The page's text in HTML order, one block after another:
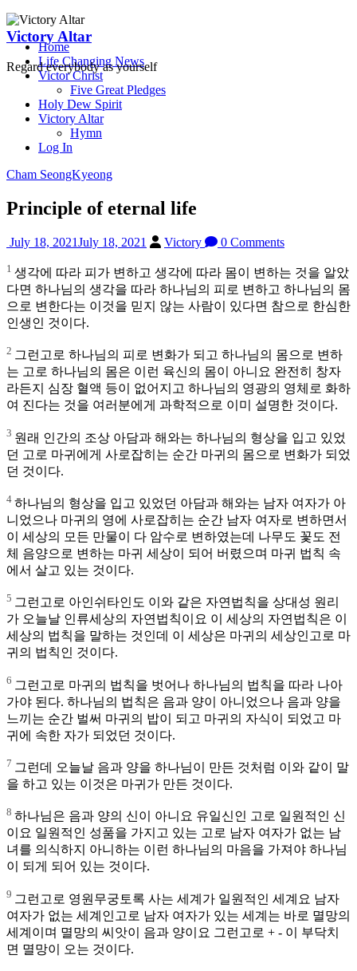
Skip
to
content
Victory Altar
Regard everybody as yourself
Home
Life Changing News
Victor Christ
Five Great Pledges
Holy Dew Spirit
Victory Altar
Hymn
Log In
Cham SeongKyeong
Principle of eternal life
July 18, 2021July 18, 2021 Victory 0 Comments
1 생각에 따라 피가 변하고 생각에 따라 몸이 변하는 것을 알았
다면 하나님의 생각을 따라 하나님의 피로 변하고 하나님의 몸
으로 변한다는 이것을 믿지 않는 사람이 있다면 참으로 한심한
인생인 것이다.
2 그런고로 하나님의 피로 변화가 되고 하나님의 몸으로 변하
는 고로 하나님의 몸은 이런 육신의 몸이 아니요 완전히 창자
라든지 심장 혈액 등이 없어지고 하나님의 영광의 영체로 화하
여 진다는 것을 여러분에게 과학적으로 이미 설명한 것이다.
3 원래 인간의 조상 아담과 해와는 하나님의 형상을 입고 있었
던 고로 마귀에게 사로잡히는 순간 마귀의 몸으로 변화가 되었
던 것이다.
4 하나님의 형상을 입고 있었던 아담과 해와는 남자 여자가 아
니었으나 마귀의 영에 사로잡히는 순간 남자 여자로 변하면서
이 세상의 모든 만물이 다 암수로 변하였는데 나무도 꽃도 전
체 음양으로 변하는 마귀 세상이 되어 버렸으며 마귀 법칙 속
에서 살고 있는 것이다.
5 그런고로 아인쉬타인도 이와 같은 자연법칙을 상대성 원리
가 오늘날 인류세상의 자연법칙이요 이 세상의 자연법칙은 이
세상의 법칙을 말하는 것인데 이 세상은 마귀의 세상인고로 마
귀의 법칙인 것이다.
6 그런고로 마귀의 법칙을 벗어나 하나님의 법칙을 따라 나아
가야 된다. 하나님의 법칙은 음과 양이 아니었으나 음과 양을
느끼는 순간 벌써 마귀의 밥이 되고 마귀의 자식이 되었고 마
귀에 속한 자가 되었던 것이다.
7 그런데 오늘날 음과 양을 하나님이 만든 것처럼 이와 같이 말
을 하고 있는 이것은 마귀가 만든 것이다.
8 하나님은 음과 양의 신이 아니요 유일신인 고로 일원적인 신
이요 일원적인 성품을 가지고 있는 고로 남자 여자가 없는 남
녀를 의식하지 아니하는 이런 하나님의 마음을 가져야 하나님
이 되게 되어 있는 것이다.
9 그런고로 영원무궁토록 사는 세계가 일원적인 세계요 남자
여자가 없는 세계인고로 남자 여자가 있는 세계는 바로 멸망의
세계이며 멸망의 씨앗이 음과 양이요 그런고로 + - 이 부닥치
면 멸망이 오는 것이다.